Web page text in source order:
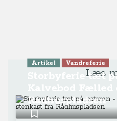
Læs
Artikel Vandreferie
Storbyferie tæt
Rådhuspladsen